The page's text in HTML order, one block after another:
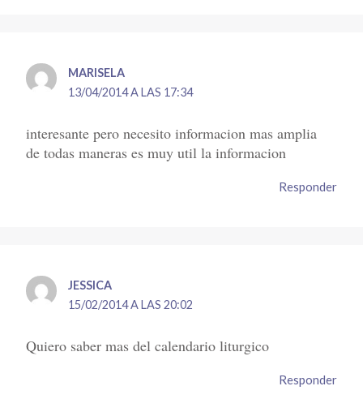
MARISELA
13/04/2014 A LAS 17:34
interesante pero necesito informacion mas amplia
de todas maneras es muy util la informacion
Responder
JESSICA
15/02/2014 A LAS 20:02
Quiero saber mas del calendario liturgico
Responder